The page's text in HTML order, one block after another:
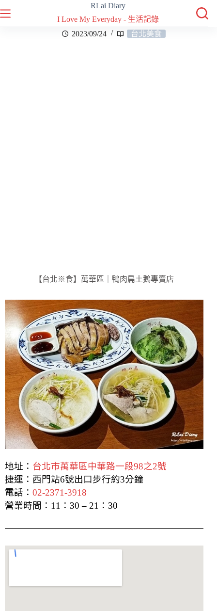
RLai Diary
I Love My Everyday - 生活記錄
2023/09/24
台北美食
【台北※食】萬華區｜鴨肉扁土鵝專賣店
地址： 台北市萬華區中華路一段98之2號
捷運：西門站6號出口步行約3分鐘
電話： 02-2371-3918
營業時間：11：30 – 21：30